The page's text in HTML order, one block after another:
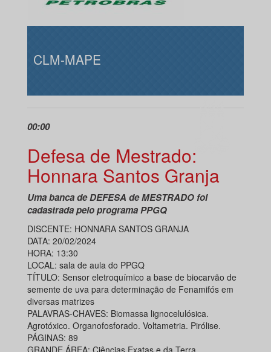
CLM-MAPE
00:00
Defesa de Mestrado:
Honnara Santos Granja
Uma banca de DEFESA de MESTRADO foi
cadastrada pelo programa PPGQ
DISCENTE: HONNARA SANTOS GRANJA
DATA: 20/02/2024
HORA: 13:30
LOCAL: sala de aula do PPGQ
TÍTULO: Sensor eletroquímico a base de biocarvão de
semente de uva para determinação de Fenamifós em
diversas matrizes
PALAVRAS-CHAVES: Biomassa lignocelulósica.
Agrotóxico. Organofosforado. Voltametria. Pirólise.
PÁGINAS: 89